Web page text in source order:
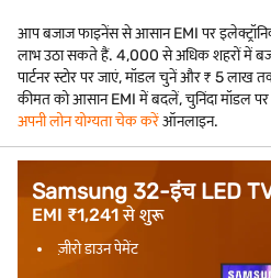
आप बजाज फाइनेंस से आसान EMI पर
लाभ उठा सकते हैं. 4,000 से अधिक शहरों में
पार्टनर स्टोर पर जाएं, मॉडल चुनें और ₹ 5
कीमत को आसान EMI में बदलें, चुनिंदा मॉडल पर
अपनी लोन योग्यता चेक करेंऑनलाइन.
Samsung 32-इंच LED
EMI ₹1,241 से शुरू
ज़ीरो डाउन पेमेंट